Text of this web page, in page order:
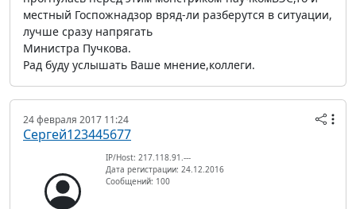
местный Госпожнадзор вряд-ли разберутся в ситуации,
лучше сразу напрягать
Министра Пучкова.
Рад буду услышать Ваше мнение,коллеги.
24 февраля 2017 11:24
Сергей123445677
IP/Host: 217.118.91.---
Дата регистрации: 24.12.2016
Сообщений: 100